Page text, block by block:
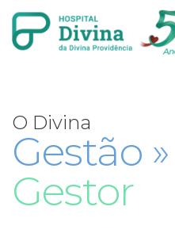
O Divina
Gestão »
Gestor